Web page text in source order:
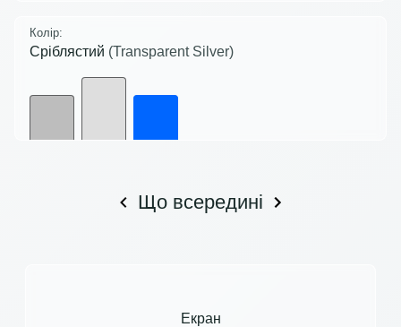
Колір:
Сріблястий (Transparent Silver)
Що всередині
Екран